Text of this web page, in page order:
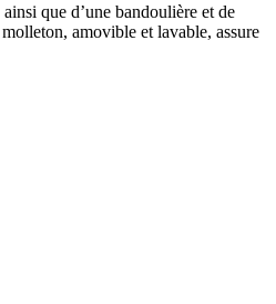
que d’une bandoulière et de
amovible et lavable, assure